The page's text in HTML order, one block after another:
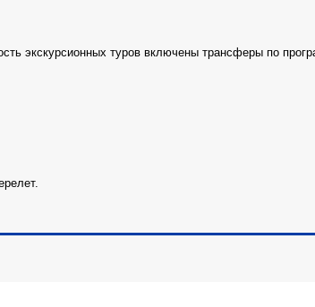
экскурсионных туров включены трансферы по